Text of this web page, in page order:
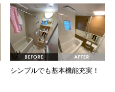
シンプルでも基本機能充実！